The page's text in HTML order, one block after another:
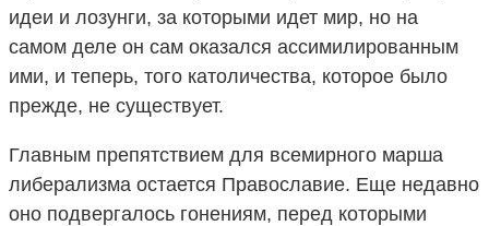
идеи и лозунги, за которыми идет мир, но на
самом деле он сам оказался ассимилированным
ими, и теперь, того католичества, которое было
прежде, не существует.
Главным препятствием для всемирного марша
либерализма остается Православие. Еще недавно
оно подвергалось гонениям, перед которыми